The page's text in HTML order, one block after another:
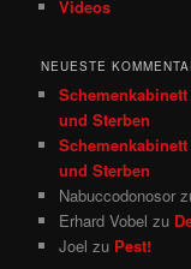
Videos
NEUESTE
Schemenkabinett
und Sterben
Schemenkabinett
und Sterben
Nabuccodonosor
Erhard Vobel zu
Joel zu Pest!